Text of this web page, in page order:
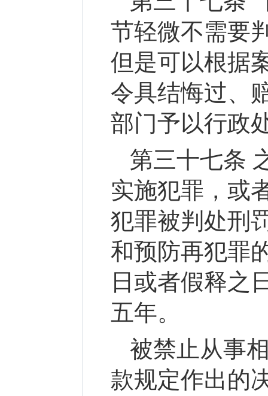
节轻微不需要
但是可以根据
令具结悔过、
部门予以行政
第三十七条
实施犯罪，或
犯罪被判处刑
和预防再犯罪
日或者假释之
五年。
被禁止从事
款规定作出的